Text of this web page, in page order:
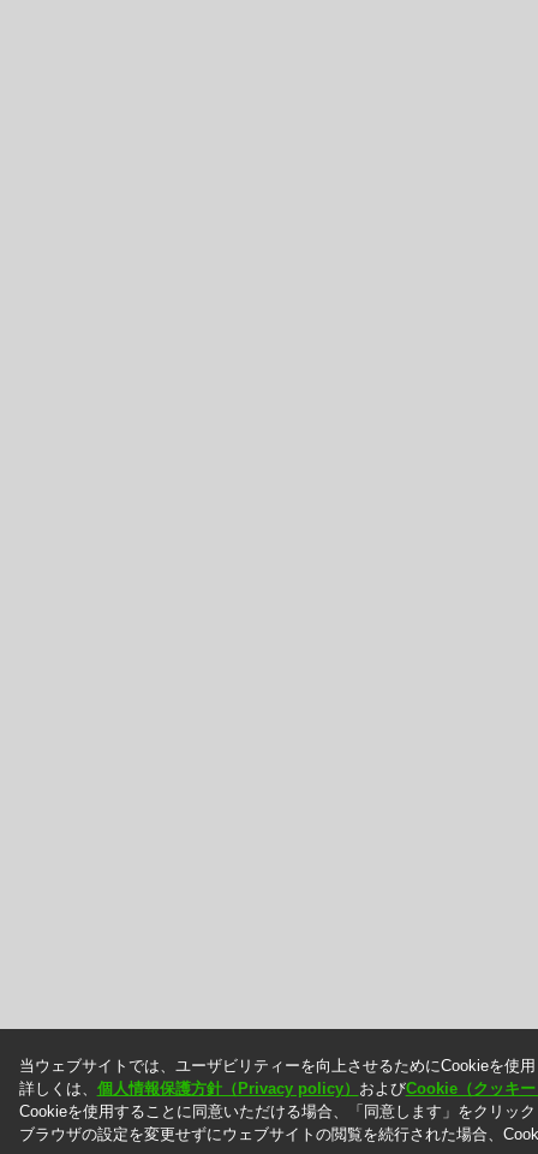
当ウェブサイトでは、ユーザビリティーを向上させるためにCookieを使
詳しくは、 個人情報保護方針（Privacy policy） およびCookie（クッキ
Cookieを使用することに同意いただける場合、「同意します」をクリッ
ブラウザの設定を変更せずにウェブサイトの閲覧を続行された場合、